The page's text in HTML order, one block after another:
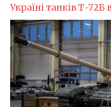
Україні танків Т-72Б